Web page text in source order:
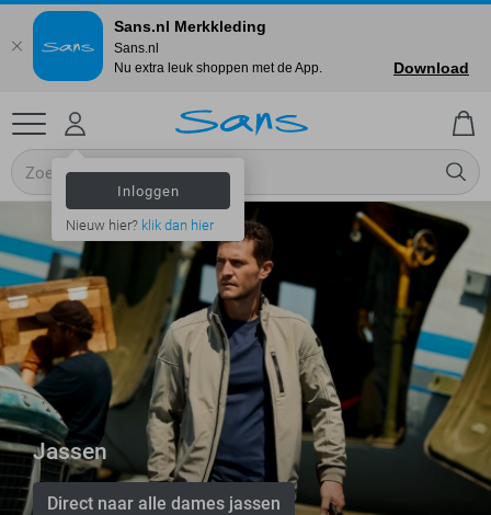
Inloggen
Nieuw hier? klik dan hier
Jassen
Direct naar alle dames jassen
Sans.nl Merkkleding
Sans.nl
Nu extra leuk shoppen met de App.
Download